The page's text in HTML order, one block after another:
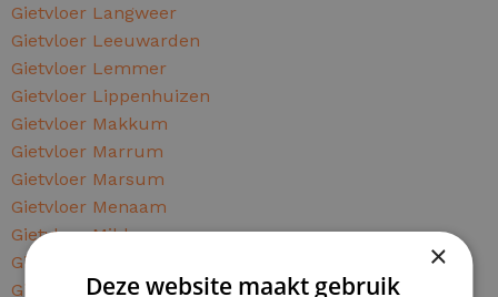
Gietvloer Langweer
Gietvloer Leeuwarden
Gietvloer Lemmer
Gietvloer Lippenhuizen
Gietvloer Makkum
Gietvloer Marrum
Gietvloer Marsum
Gietvloer Menaam
Gietvloer Mildam
Gietvloer Minnertsga
Gietvloer Mitselwier
×
Deze website maakt gebruik